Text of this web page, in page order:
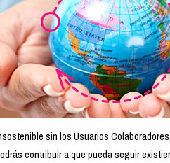
sin los Usuarios Colaboradores.
contribuir a que pueda seguir